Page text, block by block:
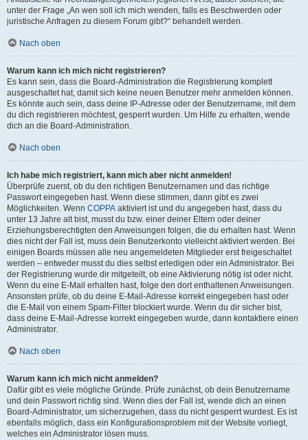
unter der Frage „An wen soll ich mich wenden, falls es Beschwerden oder
juristische Anfragen zu diesem Forum gibt?“ behandelt werden.
Nach oben
Warum kann ich mich nicht registrieren?
Es kann sein, dass die Board-Administration die Registrierung komplett
ausgeschaltet hat, damit sich keine neuen Benutzer mehr anmelden können.
Es könnte auch sein, dass deine IP-Adresse oder der Benutzername, mit dem
du dich registrieren möchtest, gesperrt wurden. Um Hilfe zu erhalten, wende
dich an die Board-Administration.
Nach oben
Ich habe mich registriert, kann mich aber nicht anmelden!
Überprüfe zuerst, ob du den richtigen Benutzernamen und das richtige
Passwort eingegeben hast. Wenn diese stimmen, dann gibt es zwei
Möglichkeiten. Wenn COPPA aktiviert ist und du angegeben hast, dass du
unter 13 Jahre alt bist, musst du bzw. einer deiner Eltern oder deiner
Erziehungsberechtigten den Anweisungen folgen, die du erhalten hast. Wenn
dies nicht der Fall ist, muss dein Benutzerkonto vielleicht aktiviert werden. Bei
einigen Boards müssen alle neu angemeldeten Mitglieder erst freigeschaltet
werden – entweder musst du dies selbst erledigen oder ein Administrator. Bei
der Registrierung wurde dir mitgeteilt, ob eine Aktivierung nötig ist oder nicht.
Wenn du eine E-Mail erhalten hast, folge den dort enthaltenen Anweisungen.
Ansonsten prüfe, ob du deine E-Mail-Adresse korrekt eingegeben hast oder
die E-Mail von einem Spam-Filter blockiert wurde. Wenn du dir sicher bist,
dass deine E-Mail-Adresse korrekt eingegeben wurde, dann kontaktiere einen
Administrator.
Nach oben
Warum kann ich mich nicht anmelden?
Dafür gibt es viele mögliche Gründe. Prüfe zunächst, ob dein Benutzername
und dein Passwort richtig sind. Wenn dies der Fall ist, wende dich an einen
Board-Administrator, um sicherzugehen, dass du nicht gesperrt wurdest. Es ist
ebenfalls möglich, dass ein Konfigurationsproblem mit der Website vorliegt,
welches ein Administrator lösen muss.